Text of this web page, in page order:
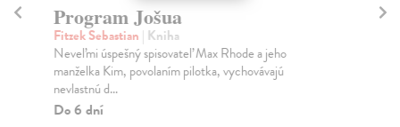
Program Jošua
Fitzek Sebastian | Kniha
Neveľmi úspešný spisovateľ Max Rhode a jeho
manželka Kim, povolaním pilotka, vychovávajú
nevlastnú d...
Do 6 dní